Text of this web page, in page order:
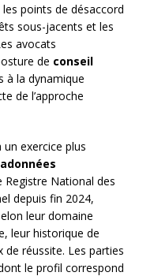
points de désaccord
sous-jacents et les
avocats
de conseil
à la dynamique
de l’approche
exercice plus
Registre National des
depuis fin 2024,
leur domaine
leur historique de
réussite. Les parties
le profil correspond